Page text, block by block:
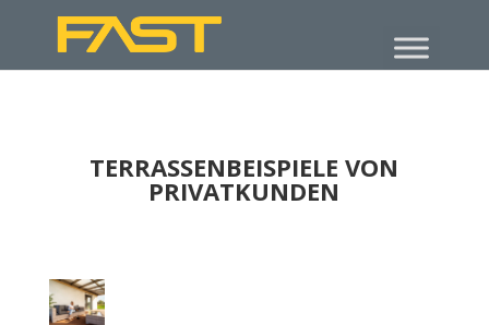
TERRASSENBEISPIELE VON
PRIVATKUNDEN